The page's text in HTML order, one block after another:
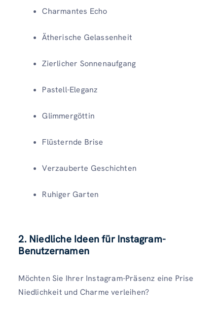
Charmantes Echo
Ätherische Gelassenheit
Zierlicher Sonnenaufgang
Pastell-Eleganz
Glimmergöttin
Flüsternde Brise
Verzauberte Geschichten
Ruhiger Garten
2. Niedliche Ideen für Instagram-
Benutzernamen
Möchten Sie Ihrer Instagram-Präsenz eine Prise
Niedlichkeit und Charme verleihen?